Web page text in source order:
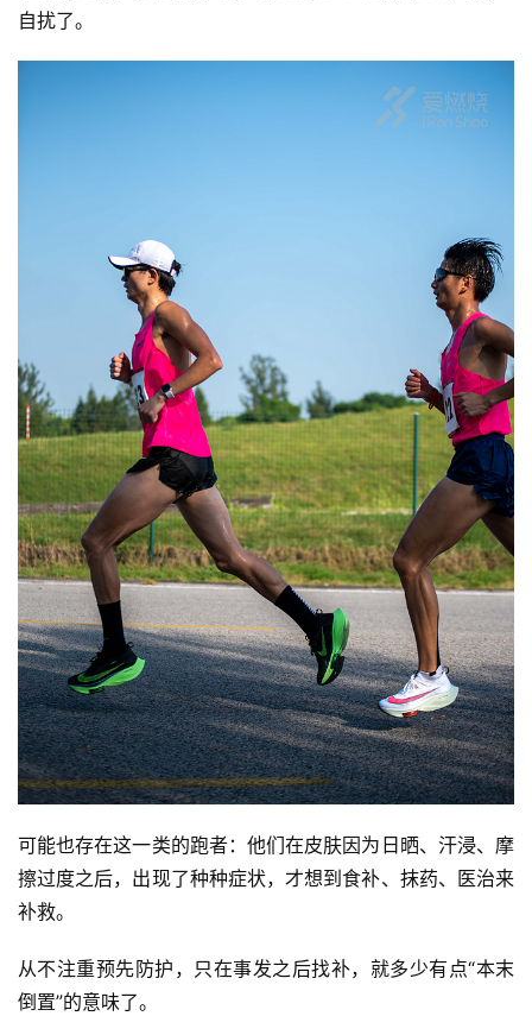
自扰了。
可能也存在这一类的跑者：他们在皮肤因为日晒、汗浸、摩
擦过度之后，出现了种种症状，才想到食补、抹药、医治来
补救。
从不注重预先防护，只在事发之后找补，就多少有点“本末
倒置”的意味了。